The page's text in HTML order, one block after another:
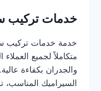
خدمات تركيب
خدمة خدمات تركيب
متكاملاً لجميع
والجدران بكفاءة
السيراميك المناسب،